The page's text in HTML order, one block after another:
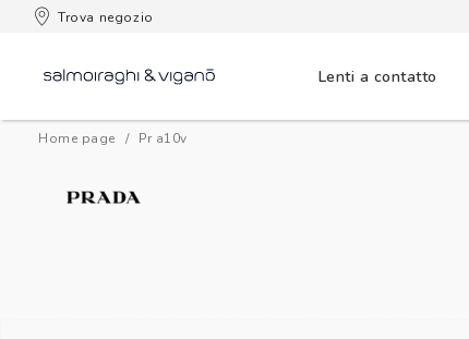
Trova negozio
Lenti a contatto
Home page pr a10v